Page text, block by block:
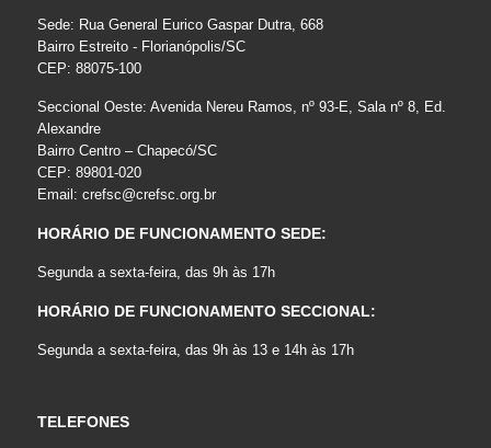
Sede: Rua General Eurico Gaspar Dutra, 668
Bairro Estreito - Florianópolis/SC
CEP: 88075-100
Seccional Oeste: Avenida Nereu Ramos, nº 93-E, Sala nº 8, Ed.
Alexandre
Bairro Centro – Chapecó/SC
CEP: 89801-020
Email: crefsc@crefsc.org.br
HORÁRIO DE FUNCIONAMENTO SEDE:
Segunda a sexta-feira, das 9h às 17h
HORÁRIO DE FUNCIONAMENTO SECCIONAL:
Segunda a sexta-feira, das 9h às 13 e 14h às 17h
TELEFONES